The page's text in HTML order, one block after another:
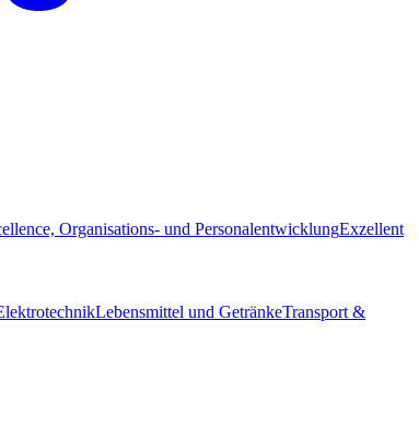
Organisations- und PersonalentwicklungExzellent
Lebensmittel und GetränkeTransport &